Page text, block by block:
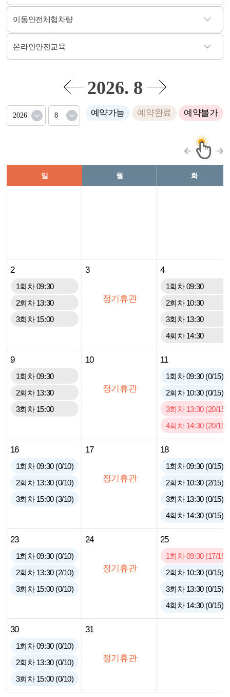
이동안전체험차량
온라인안전교육
2026. 8
예약가능 예약완료 예약불가
일 월 화
2
1회차 09:30
2회차 13:30
3회차 15:00
3
정기휴관
4
1회차 09:30
2회차 10:30
3회차 13:30
4회차 14:30
9
1회차 09:30
2회차 13:30
3회차 15:00
10
정기휴관
11
3회차 13:30 (20/15)
4회차 14:30 (20/15)
1회차 09:30 (0/15)
2회차 10:30 (0/15)
16
1회차 09:30 (0/10)
3회차 15:00 (3/10)
2회차 13:30 (0/10)
17
정기휴관
18
2회차 10:30 (2/15)
1회차 09:30 (0/15)
3회차 13:30 (0/15)
4회차 14:30 (0/15)
23
1회차 09:30 (0/10)
2회차 13:30 (2/10)
3회차 15:00 (0/10)
24
정기휴관
25
1회차 09:30 (17/15)
2회차 10:30 (0/15)
3회차 13:30 (0/15)
4회차 14:30 (0/15)
30
1회차 09:30 (0/10)
2회차 13:30 (0/10)
3회차 15:00 (0/10)
31
정기휴관